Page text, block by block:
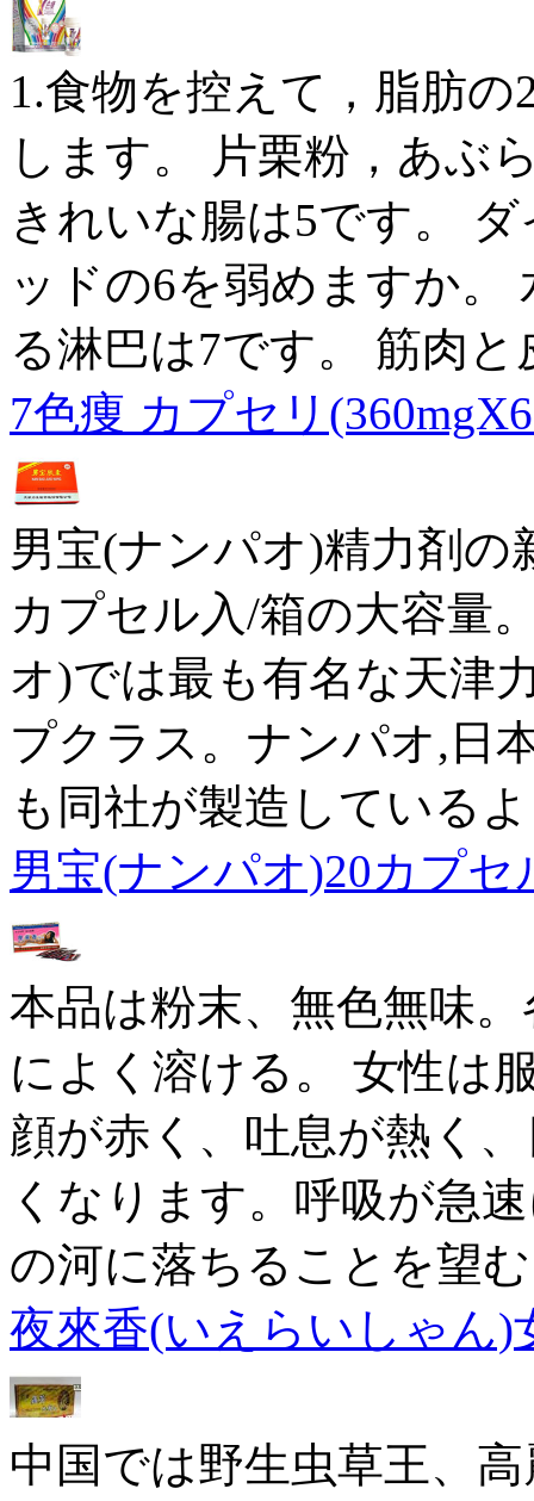
1.食物を控えて，脂肪
します。 片栗粉，あぶ
きれいな腸は5です。
ッドの6を弱めますか。
る淋巴は7です。 筋肉
7色痩 カプセリ
男宝(ナンパオ)精力剤の
カプセル入/箱の大容量
オ)では最も有名な天津
プクラス。ナンパオ,日
も同社が製造している
男宝(ナンパオ)20カプセ
本品は粉末、無色無味
によく溶ける。 女性は
顔が赤く、吐息が熱く
くなります。呼吸が急
の河に落ちることを望
夜來香(いえらいしゃん)
中国では野生虫草王、